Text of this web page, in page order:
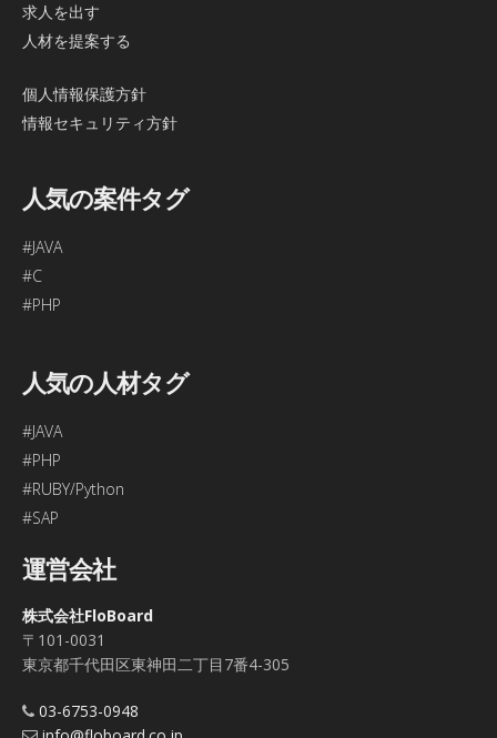
求人を出す
人材を提案する
個人情報保護方針
情報セキュリティ方針
人気の案件タグ
#JAVA
#C
#PHP
人気の人材タグ
#JAVA
#PHP
#RUBY/Python
#SAP
運営会社
株式会社FloBoard
〒101-0031
東京都千代田区東神田二丁目7番4-305
03-6753-0948